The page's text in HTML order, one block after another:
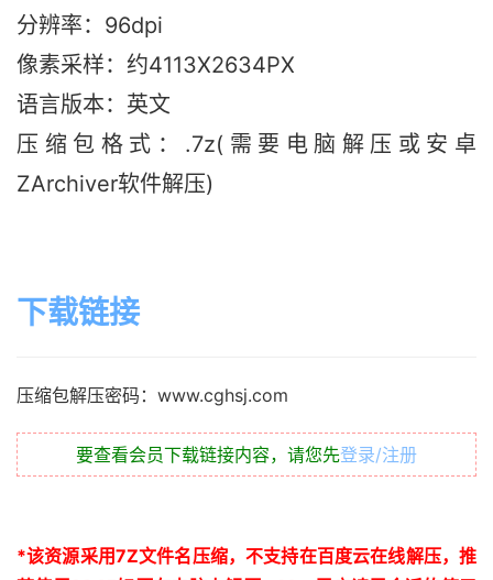
分辨率：96dpi
像素采样：约4113X2634PX
语言版本：英文
压缩包格式：.7z(需要电脑解压或安卓
ZArchiver软件解压)
下载链接
压缩包解压密码：www.cghsj.com
要查看会员下载链接内容，请您先登录/注册
*该资源采用7Z文件名压缩，不支持在百度云在线解压，推